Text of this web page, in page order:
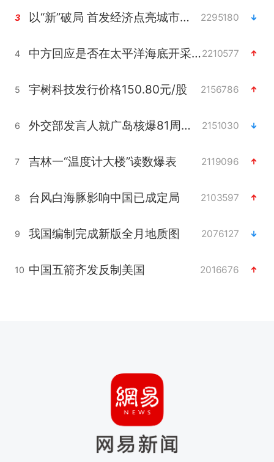
3 以“新”破局 首发经济点亮城市消费活力 2295180
4 中方回应是否在太平洋海底开采稀土2210577
5 宇树科技发行价格150.80元/股 2156786
6 外交部发言人就广岛核爆81周年等答记者问 2151030
7 吉林一“温度计大楼”读数爆表 2119096
8 台风白海豚影响中国已成定局 2103597
9 我国编制完成新版全月地质图 2076127
10 中国五箭齐发反制美国 2016676